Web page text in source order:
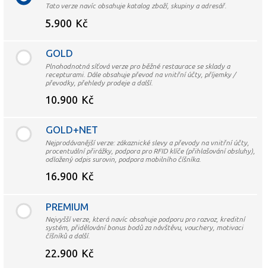
Tato verze navíc obsahuje katalog zboží, skupiny a adresář.
5.900 Kč
GOLD
Plnohodnotná síťová verze pro běžné restaurace se sklady a
recepturami. Dále obsahuje převod na vnitřní účty, příjemky /
převodky, přehledy prodeje a další.
10.900 Kč
GOLD+NET
Nejprodávanější verze: zákaznické slevy a převody na vnitřní účty,
procentuální přirážky, podpora pro RFID klíče (přihlašování obsluhy),
odložený odpis surovin, podpora mobilního číšníka.
16.900 Kč
PREMIUM
Nejvyšší verze, která navíc obsahuje podporu pro rozvoz, kreditní
systém, přidělování bonus bodů za návštěvu, vouchery, motivaci
číšníků a další.
22.900 Kč